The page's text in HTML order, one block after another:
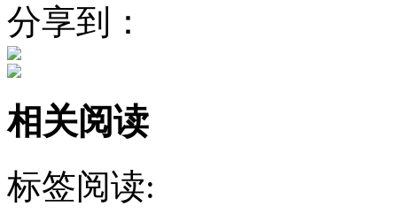
分享到：
相关阅读
标签阅读: